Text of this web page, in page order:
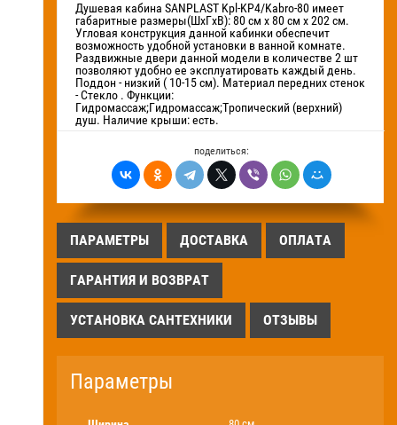
Душевая кабина SANPLAST Kpl-KP4/Kabro-80 имеет
габаритные размеры(ШхГхВ): 80 см х 80 см х 202 см.
Угловая конструкция данной кабинки обеспечит
возможность удобной установки в ванной комнате.
Раздвижные двери данной модели в количестве 2 шт
позволяют удобно ее эксплуатировать каждый день.
Поддон - низкий ( 10-15 см). Материал передних стенок
- Стекло . Функции:
Гидромассаж;Гидромассаж;Тропический (верхний)
душ. Наличие крыши: есть.
поделиться:
ПАРАМЕТРЫ ДОСТАВКА ОПЛАТА
ГАРАНТИЯ И ВОЗВРАТ
УСТАНОВКА САНТЕХНИКИ ОТЗЫВЫ
Параметры